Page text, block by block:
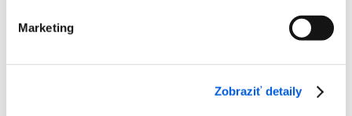
Marketing
Zobraziť detaily
Pánska móda
Tričko pánske kr.rukáv - Tom Tailor